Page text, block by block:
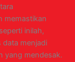
memastikan
inilah,
data menjadi
yang mendesak.